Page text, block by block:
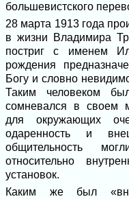
большевистского
28 марта 1913 года
в жизни Владимира
постриг с именем
рождения
Богу и словно
Таким человеком
сомневался в своем
для окружающих
одаренность и
общительность
относительно
установок.
Каким же был